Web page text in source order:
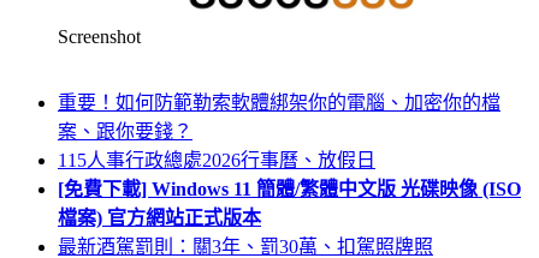
Screenshot
重要！如何防範勒索軟體綁架你的電腦、加密你的檔
案、跟你要錢？
115人事行政總處2026行事曆、放假日
[免費下載] Windows 11 簡體/繁體中文版 光碟映像 (ISO
檔案) 官方網站正式版本
最新酒駕罰則：關3年、罰30萬、扣駕照牌照